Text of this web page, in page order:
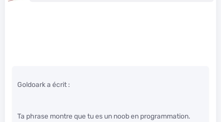
Goldoark a écrit :
Ta phrase montre que tu es un noob en programmation.